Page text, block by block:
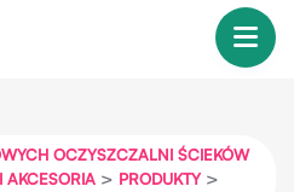
OCZYSZCZALNI ŚCIEKÓW
AKCESORIA > PRODUKTY>